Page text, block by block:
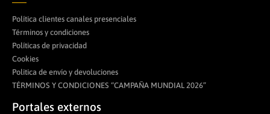
Política clientes canales presenciales
Términos y condiciones
Políticas de privacidad
Cookies
Politica de envío y devoluciones
TÉRMINOS Y CONDICIONES “CAMPAÑA MUNDIAL 2026”
Portales externos